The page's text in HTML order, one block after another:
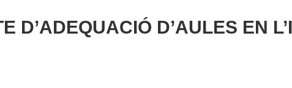
D’ADEQUACIÓ D’AULES EN